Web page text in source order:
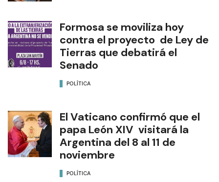
Formosa se moviliza hoy
contra el proyecto de Ley de
Tierras que debatirá el
Senado
POLÍTICA
El Vaticano confirmó que el
papa León XIV visitará la
Argentina del 8 al 11 de
noviembre
POLÍTICA